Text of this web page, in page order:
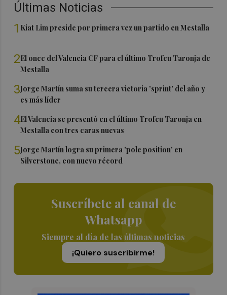
Últimas Noticias
1 Kiat Lim preside por primera vez un partido en Mestalla
2El once del Valencia CF para el último Trofeu Taronja de
Mestalla
3Jorge Martín suma su tercera victoria 'sprint' del año y
es más líder
4El Valencia se presentó en el último Trofeu Taronja en
Mestalla con tres caras nuevas
5Jorge Martín logra su primera 'pole position' en
Silverstone, con nuevo récord
Suscríbete al canal de
Whatsapp
Siempre al día de las últimas noticias
¡Quiero suscribirme!